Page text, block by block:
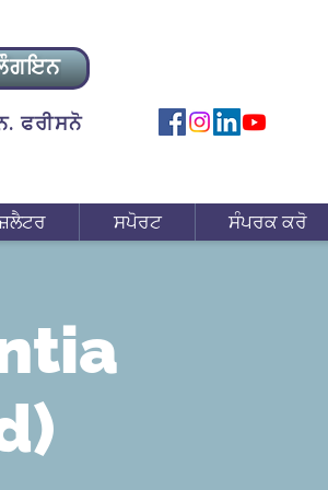
ਫਰੀਸਨੋ
ਸਪੋਰਟ ਸੰਪਰਕ ਕਰੋ